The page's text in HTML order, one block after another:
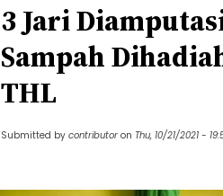
3 Jari
Sampah
THL
Submitted by contributor on Thu, 10/21/2021 -